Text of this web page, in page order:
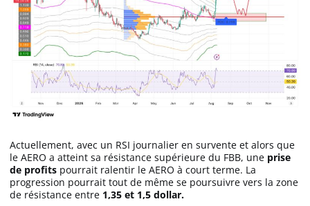
Actuellement, avec un RSI journalier en survente et alors que
le AERO a atteint sa résistance supérieure du FBB, une prise
de profits pourrait ralentir le AERO à court terme. La
progression pourrait tout de même se poursuivre vers la zone
de résistance entre 1,35 et 1,5 dollar.